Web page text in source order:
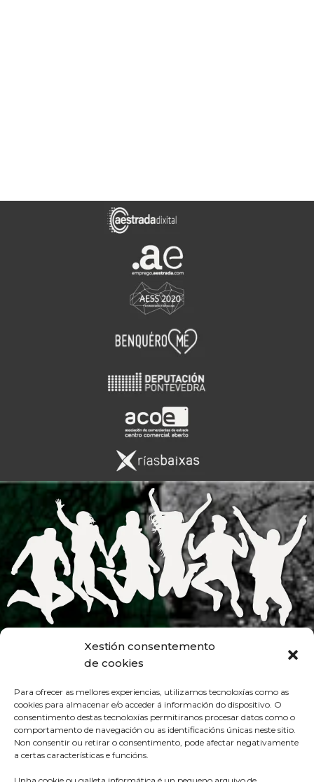
Xestión consentemento
de cookies
Para ofrecer as mellores experiencias, utilizamos tecnoloxías como as
cookies para almacenar e/o acceder á información do dispositivo. O
consentimento destas tecnoloxías permitiranos procesar datos como o
comportamento de navegación ou as identificacións únicas neste sitio.
Non consentir ou retirar o consentimento, pode afectar negativamente
a certas características e funcións.